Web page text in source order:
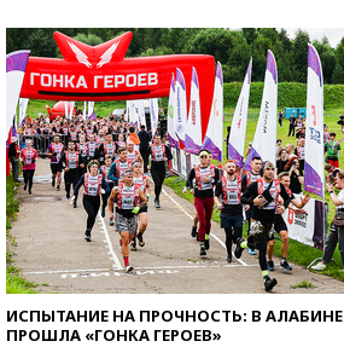
ИСПЫТАНИЕ НА ПРОЧНОСТЬ: В АЛАБИНЕ
ПРОШЛА «ГОНКА ГЕРОЕВ»